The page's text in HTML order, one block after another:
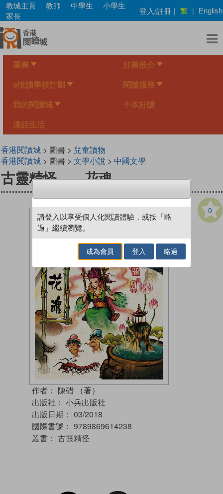
Skip
main
content
教城主頁 教師 中學生
小學生
家長
登入/註冊 | 繁 | English
圖書 好書推介
e悅讀學校計劃 閱讀服務
我的閱讀城 十本好讀
漫話生活
香港閱讀城> 圖書 > 兒童讀物
香港閱讀城> 圖書 > 文學小說 > 中國文學
古靈精怪——花魂
0
作者： 陳碏 （著）
出版社： 小兵出版社
出版日期： 03/2018
國際書號： 9789869614238
叢書： 古靈精怪
請登入以享受個人化閱讀體驗，或按「略
過」繼續瀏覽。
成為會員 登入 略過